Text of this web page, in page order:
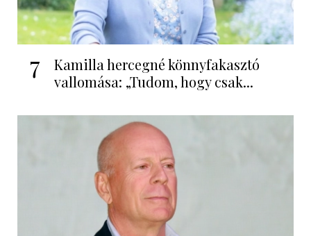
7
Kamilla hercegné könnyfakasztó
vallomása: „Tudom, hogy csak...